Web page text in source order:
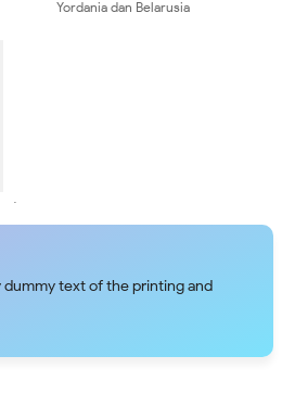
Yordania dan Belarusia
dummy text of the printing and